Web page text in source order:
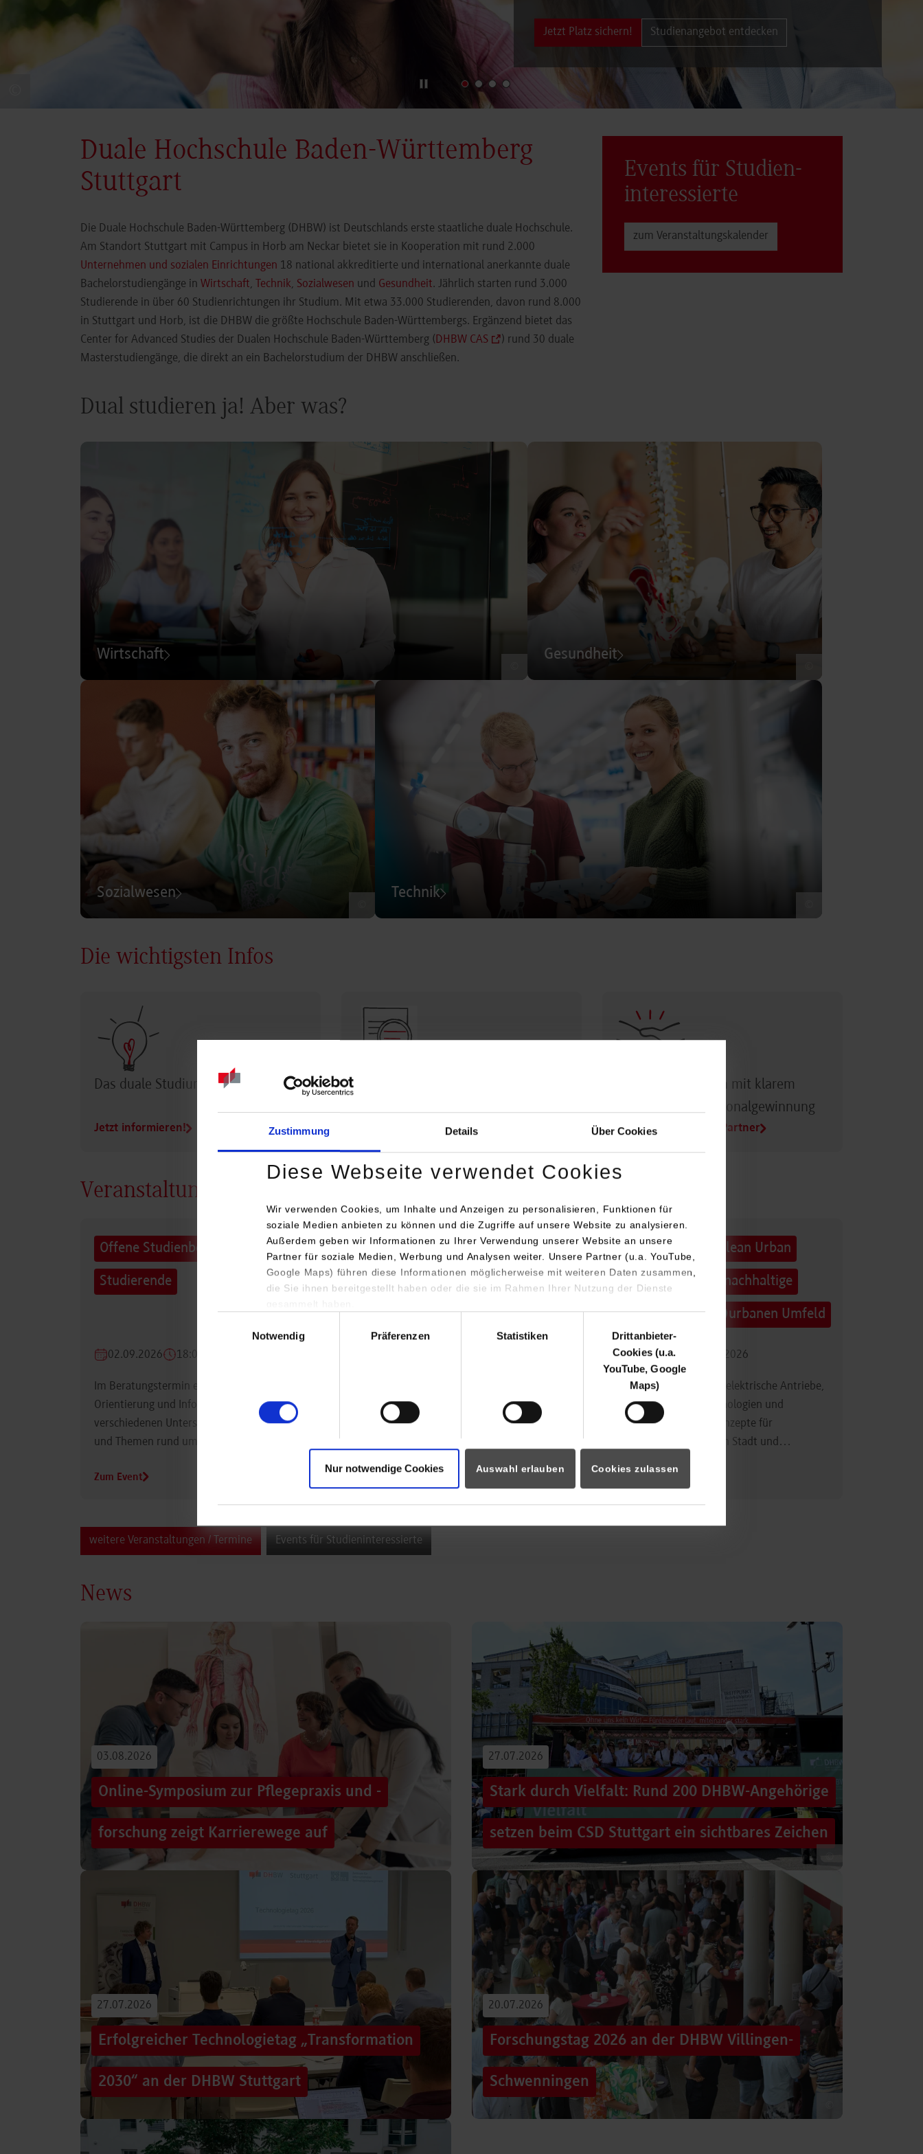
Zustimmung Details Über Cookies
Diese Webseite verwendet Cookies
Wir verwenden Cookies, um Inhalte und Anzeigen zu personalisieren, Funktionen für
soziale Medien anbieten zu können und die Zugriffe auf unsere Website zu analysieren.
Außerdem geben wir Informationen zu Ihrer Verwendung unserer Website an unsere
Partner für soziale Medien, Werbung und Analysen weiter. Unsere Partner (u.a. YouTube,
Google Maps) führen diese Informationen möglicherweise mit weiteren Daten zusammen,
die Sie ihnen bereitgestellt haben oder die sie im Rahmen Ihrer Nutzung der Dienste
Notwendig
Präferenzen Statistiken
Drittanbieter-
Cookies (u.a.
YouTube, Google
Maps)
Nur notwendige Cookies Auswahl erlauben Cookies zulassen
Jetzt Platz sichern! Studienangebot entdecken
Duale Hochschule Baden-Württemberg
Stuttgart
Die Duale Hochschule Baden-Württemberg (DHBW) ist Deutschlands erste staatliche duale Hochschule.
Am Standort Stuttgart mit Campus in Horb am Neckar bietet sie in Kooperation mit rund 2.000
Unternehmen und sozialen Einrichtungen 18 national akkreditierte und international anerkannte duale
Bachelorstudiengänge in Wirtschaft, Technik, Sozialwesen und Gesundheit. Jährlich starten rund 3.000
Studierende in über 60 Studienrichtungen ihr Studium. Mit etwa 33.000 Studierenden, davon rund 8.000
in Stuttgart und Horb, ist die DHBW die größte Hochschule Baden-Württembergs. Ergänzend bietet das
Center for Advanced Studies der Dualen Hochschule Baden-Württemberg (DHBW CAS
) rund 30 duale
Masterstudiengänge, die direkt an ein Bachelorstudium der DHBW anschließen.
Events für Studien­
interessierte
zum Veranstaltungs­kalender
Dual studieren ja! Aber was?
Wirtschaft Gesundheit
Sozialwesen Technik
Die wichtigsten Infos
Das duale Studium im Überblick
Jetzt informieren! Profil der DHBW Stuttgart
Dualer Partner sein mit klarem
Vorteil bei der Personalgewinnung
Alle Infos für Duale Partner
Veranstaltungen
Offene Studienberatung für
Studierende
02.09.2026 18:00 Uhr
Im Beratungstermin erhalten Studierende
Orientierung und Informationen zu
verschiedenen Unterstützungsmöglichkeiten
und Themen rund um das Studium.
Zum Event
INDIS-Infoveranstaltung für
Studierende
Studierende
Zum Event
Technologietag: Clean Urban
Transportation – nachhaltige
Mobilität im (sub)urbanen Umfeld
16.09.2026 - 17.09.2026
Im Mittelpunkt stehen elektrische Antriebe,
moderne Batterietechnologien und
innovative Fahrzeugkonzepte für
nachhaltige Mobilität in Stadt und…
weitere Veranstaltungen / Termine Events für Studieninteressierte
News
03.08.2026
Online-Symposium zur Pflegepraxis und -
forschung zeigt Karrierewege auf
Von der Promotion in Australien über die Weiterentwicklung
Führungsaufgaben – Drei…
Beitrag lesen
27.07.2026
Stark durch Vielfalt: Rund 200 DHBW-Angehörige
setzen beim CSD Stuttgart ein sichtbares Zeichen
Hunderttausende Menschen säumten am Samstag die Straßen der
Stuttgarter Innenstadt. Mitten im farbenfrohen Zug: ein eigener DHBW-
Truck, eine große…
Beitrag lesen
27.07.2026
Erfolgreicher Technologietag „Transformation
2030“ an der DHBW Stuttgart
Wie gelingt Transformation in einer Zeit, in der sich Technologien, Märkte
und gesellschaftliche Rahmenbedingungen immer schneller verändern?
Genau…
20.07.2026
Forschungstag 2026 an der DHBW Villingen-
Schwenningen
Grenzen überschreiten – und dennoch eine Verbindung schaffen, mit